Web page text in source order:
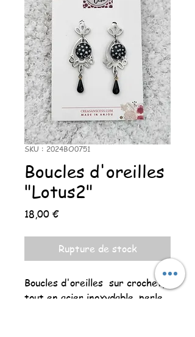
SKU : 2024BO0751
Boucles d'oreilles
"Lotus2"
18,00 €Prix
Rupture de stock
Boucles d'oreilles sur crochet,
tout en acier inoxydable, perle